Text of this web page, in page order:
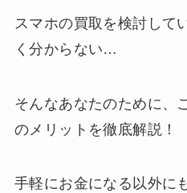
スマホの買取を検討して
く分からない…
そんなあなたのために、
のメリットを徹底解説！
手軽にお金になる以外に